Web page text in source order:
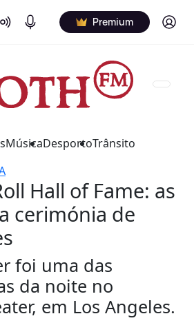
Air Podcasts Premium Log in
MúsicaDesportoTrânsito
Hall of Fame: as
cerimónia de
foi uma das
da noite no
em Los Angeles.